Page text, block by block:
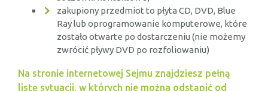
zakupiony przedmiot to płyta CD, DVD, Blue
Ray lub oprogramowanie komputerowe, które
zostało otwarte po dostarczeniu (nie możemy
zwrócić pływy DVD po rozfoliowaniu)
Na stronie internetowej Sejmu znajdziesz pełną
listę sytuacji, w których nie można odstąpić od